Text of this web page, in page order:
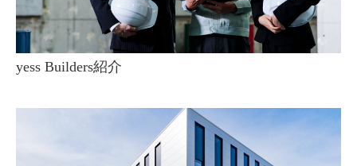
yess Builders紹介